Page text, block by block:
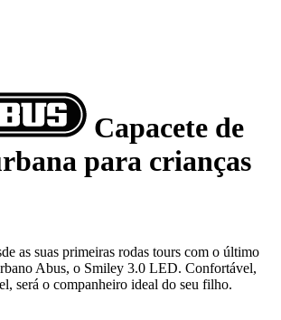
Capacete de
para crianças
as suas primeiras rodas tours com o último
Abus, o Smiley 3.0 LED. Confortável,
será o companheiro ideal do seu filho.